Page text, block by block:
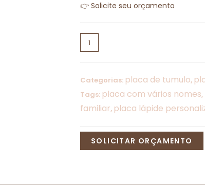
👉 Solicite seu orçamento
Categorias: placa de tumulo,
Tags: placa com vários nomes,
familiar, placa lápide
SOLICITAR ORÇAMENTO